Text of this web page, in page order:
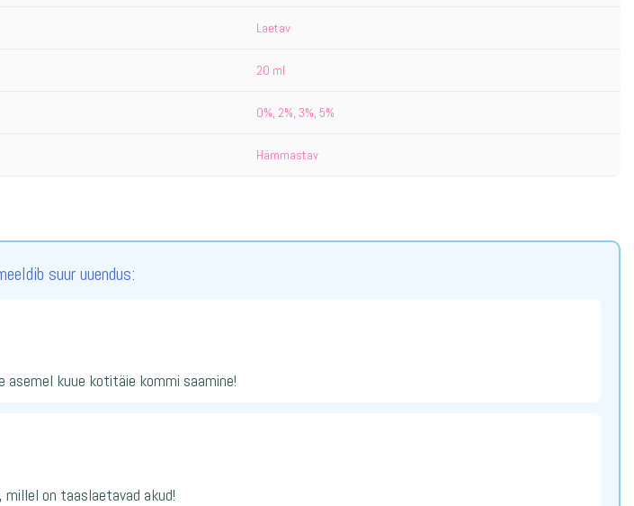
Laetav
20 ml
0%, 2%, 3%, 5%
Hämmastav
suur uuendus:
kuue kotitäie kommi saamine!
millel on taaslaetavad akud!